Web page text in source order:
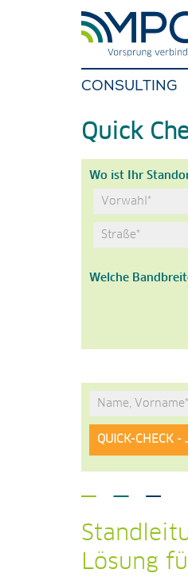
CONSULTING
Quick
Wo ist Ihr
Welche
Lösung